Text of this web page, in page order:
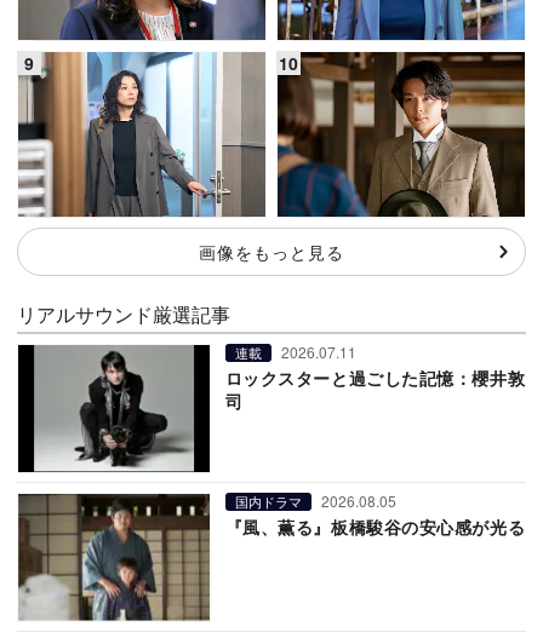
画像をもっと見る
リアルサウンド厳選記事
連載 2026.07.11
ロックスターと過ごした記憶：櫻井敦
司
国内ドラマ 2026.08.05
『風、薫る』板橋駿谷の安心感が光る